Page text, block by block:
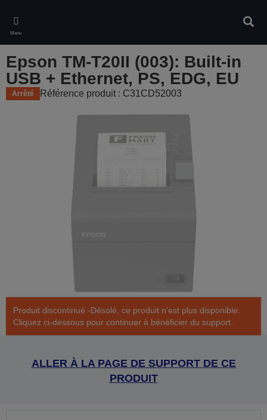
main
content
Menu
Epson TM-T20II (003): Built-in
USB + Ethernet, PS, EDG, EU
Arrêté Référence produit : C31CD52003
Produit discontinué -Désolé, ce produit n’est plus disponible.
Cliquez ci-dessous pour continuer à bénéficier du support.
ALLER À LA PAGE DE SUPPORT DE CE
PRODUIT